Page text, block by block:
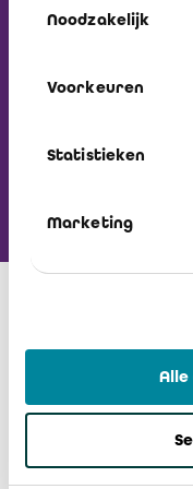
Noodzakelijk
Voorkeuren
Statistieken
Marketing
Alle
Newsletter
Visiter L'ICCI
Secteur non-marchand
Secteur public